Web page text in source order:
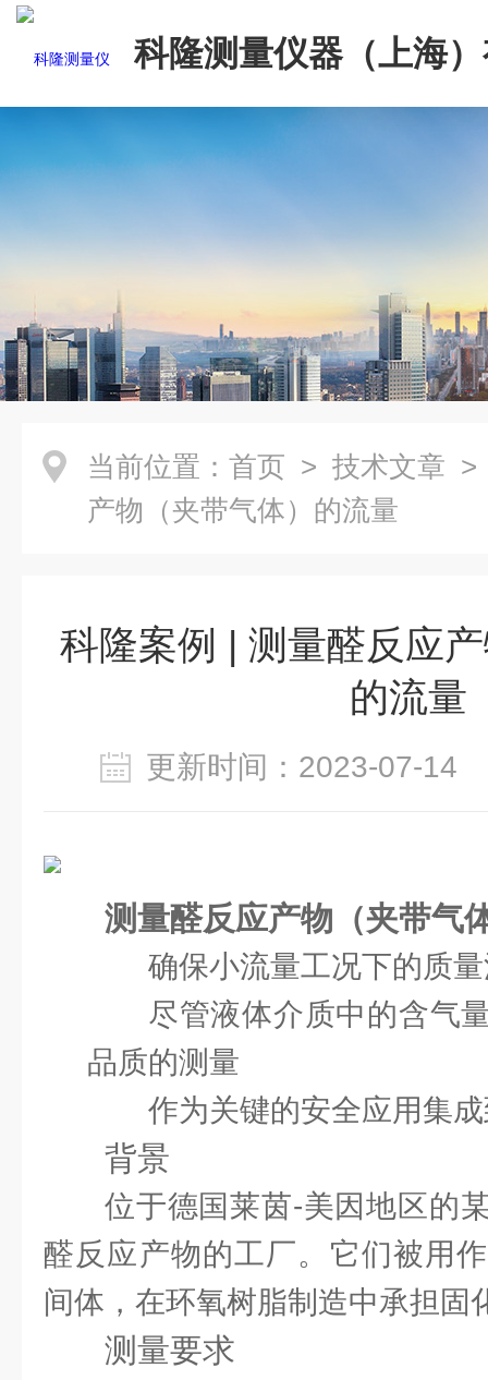
科隆测量仪器（上海
司
当前位置： 首页 > 技术文章 >
产物（夹带气体）的流量
科隆案例 | 测量醛反应
的流量
更新时间：2023-07-
测量醛反应产物（夹带气
确保小流量工况下的质
尽管液体介质中的含气
品质的测量
作为关键的安全应用集
背景
位于德国莱茵-美因地区的
醛反应产物的工厂。它们被用
间体，在环氧树脂制造中承担固
测量要求